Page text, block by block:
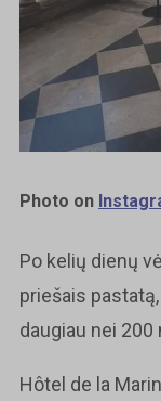
Photo on
Po kelių dienų
priešais
daugiau nei 200
Hôtel de la